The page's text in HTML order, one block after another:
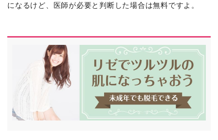
になるけど、医師が必要と判断した場合は無料ですよ。